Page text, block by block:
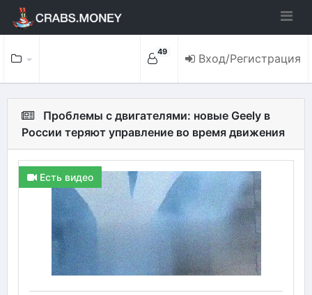
49 Вход/Регистрация
Проблемы с двигателями: новые Geely в
России теряют управление во время движения
Есть видео